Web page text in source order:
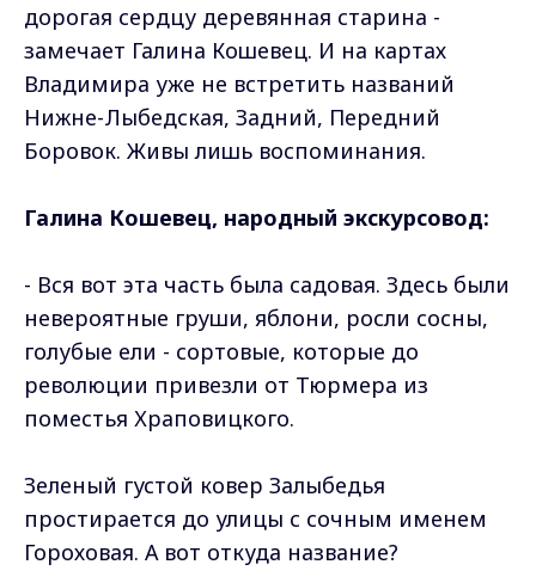
дорогая сердцу деревянная старина -
замечает Галина Кошевец. И на картах
Владимира уже не встретить названий
Нижне-Лыбедская, Задний, Передний
Боровок. Живы лишь воспоминания.
Галина Кошевец, народный экскурсовод:
- Вся вот эта часть была садовая. Здесь были
невероятные груши, яблони, росли сосны,
голубые ели - сортовые, которые до
революции привезли от Тюрмера из
поместья Храповицкого.
Зеленый густой ковер Залыбедья
простирается до улицы с сочным именем
Гороховая. А вот откуда название?